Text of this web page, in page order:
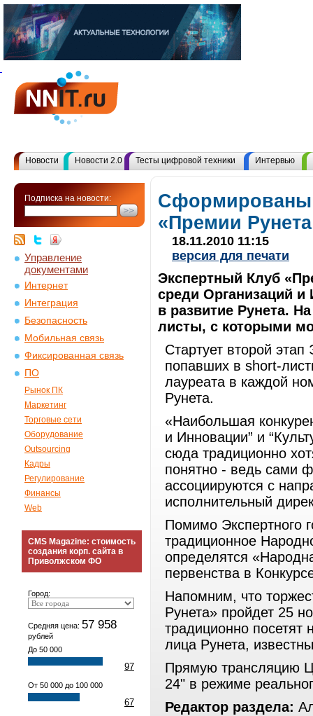
Новости Новости 2.0 Тесты цифровой техники Интервью
Подписка на новости:
Управление
документами
Интернет
Интеграция
Безопасность
Мобильная связь
Фиксированная связь
ПО
Рынок ПК
Маркетинг
Торговые сети
Оборудование
Outsourcing
Кадры
Регулирование
Финансы
Web
CMS Magazine: стоимость
создания корп. сайта в
Приволжском ФО
Город:
Средняя цена: 57 958
рублей
До 50 000
97
От 50 000 до 100 000
67
«Премии
18.11.2010 11:15
версия для печати
Экспертный Клуб
среди Организаций и
в развитие Рунета.
листы, с которыми
Стартует второй
попавших в short-
лауреата в каждой
Рунета.
«Наибольшая
и Инновации” и
сюда традиционно
понятно - ведь сами
ассоциируются с
исполнительный
Помимо Экспертного
традиционное
определятся
первенства в
Напомним, что
Рунета» пройдет 25
традиционно
лица Рунета,
Прямую трансляцию
24" в режиме
Редактор раздела: